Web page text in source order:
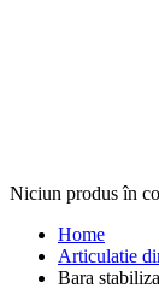
Niciun produs în
Home
Articulatie
Bara